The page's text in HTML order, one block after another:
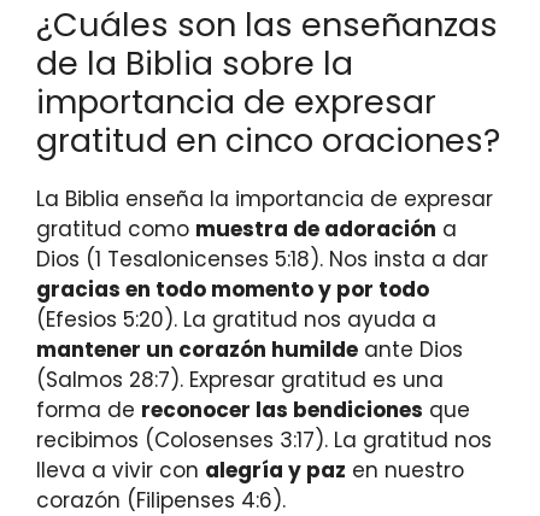
¿Cuáles son las enseñanzas
de la Biblia sobre la
importancia de expresar
gratitud en cinco oraciones?
La Biblia enseña la importancia de expresar
gratitud como muestra de adoración a
Dios (1 Tesalonicenses 5:18). Nos insta a dar
gracias en todo momento y por todo
(Efesios 5:20). La gratitud nos ayuda a
mantener un corazón humilde ante Dios
(Salmos 28:7). Expresar gratitud es una
forma de reconocer las bendiciones que
recibimos (Colosenses 3:17). La gratitud nos
lleva a vivir con alegría y paz en nuestro
corazón (Filipenses 4:6).